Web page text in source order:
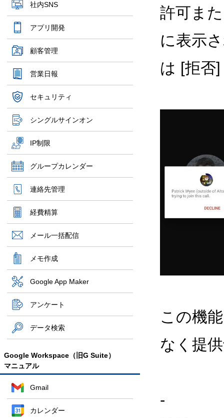
社内SNS
アプリ開発
顧客管理
営業日報
セキュリティ
シングルサインオン
IP制限
グループカレンダー
連絡先管理
経費精算
メール一括配信
メモ作成
Google App Maker
アンケート
データ検索
Google Workspace（旧G Suite）
マニュアル
Gmail
カレンダー
許可ま
に表示
は [拒否
この機
なく提
-